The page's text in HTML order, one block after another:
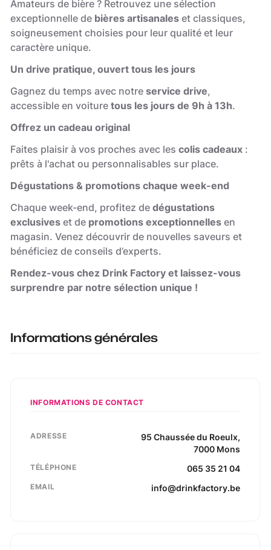
Amateurs de bière ? Retrouvez une sélection
exceptionnelle de bières artisanales et classiques,
soigneusement choisies pour leur qualité et leur
caractère unique.
Un drive pratique, ouvert tous les jours
Gagnez du temps avec notreservice drive,
accessible en voituretous les jours de 9h à 13h.
Offrez un cadeau original
Faites plaisir à vos proches avec lescolis cadeaux :
prêts à l'achat ou personnalisables sur place.
Dégustations & promotions chaque week-end
Chaque week-end, profitez dedégustations
exclusives et de promotions exceptionnelles en
magasin. Venez découvrir de nouvelles saveurs et
bénéficiez de conseils d’experts.
Rendez-vous chez Drink Factory et laissez-vous
surprendre par notre sélection unique !
Informations générales
INFORMATIONS DE CONTACT
ADRESSE 95 Chaussée du Roeulx,
7000 Mons
TÉLÉPHONE 065 35 21 04
EMAIL info@drinkfactory.be